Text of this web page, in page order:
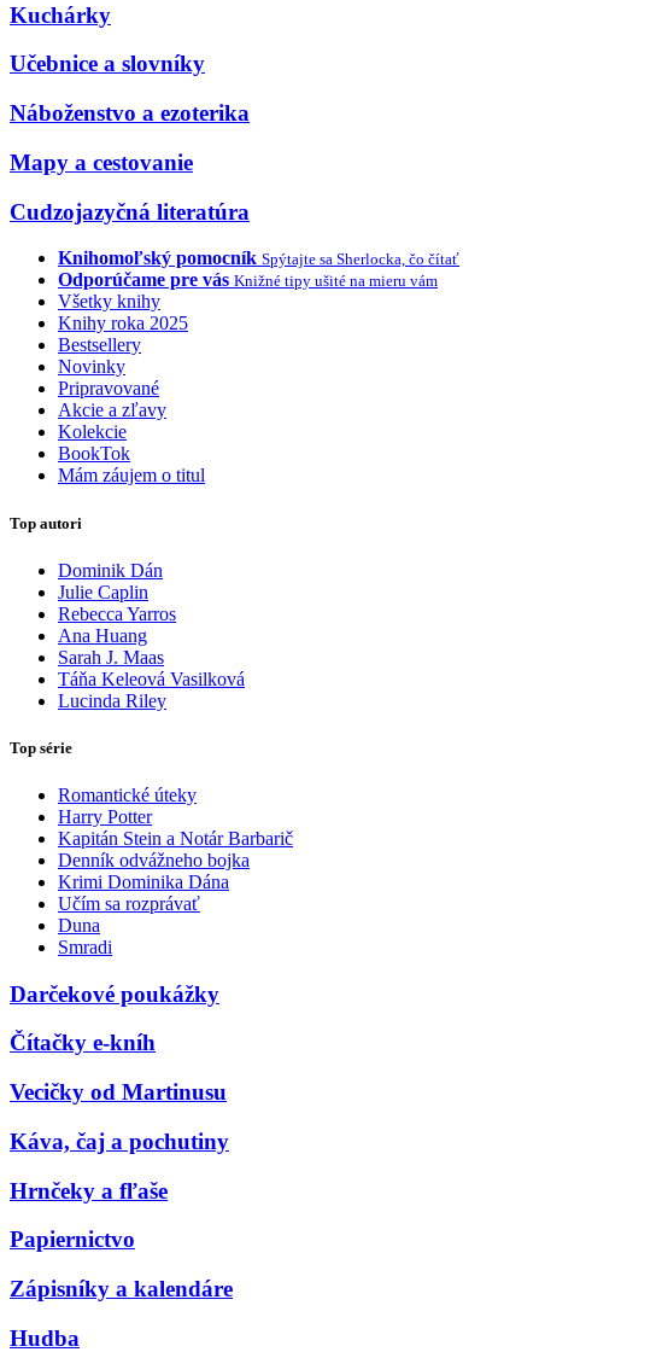
Kuchárky
Učebnice a slovníky
Náboženstvo a ezoterika
Mapy a cestovanie
Cudzojazyčná literatúra
Knihomoľský pomocník Spýtajte sa Sherlocka, čo čítať
Odporúčame pre vás Knižné tipy ušité na mieru vám
Všetky knihy
Knihy roka 2025
Bestsellery
Novinky
Pripravované
Akcie a zľavy
Kolekcie
BookTok
Mám záujem o titul
Top autori
Dominik Dán
Julie Caplin
Rebecca Yarros
Ana Huang
Sarah J. Maas
Táňa Keleová Vasilková
Lucinda Riley
Top série
Romantické úteky
Harry Potter
Kapitán Stein a Notár Barbarič
Denník odvážneho bojka
Krimi Dominika Dána
Učím sa rozprávať
Duna
Smradi
Darčekové poukážky
Čítačky e-kníh
Vecičky od Martinusu
Káva, čaj a pochutiny
Hrnčeky a fľaše
Papiernictvo
Zápisníky a kalendáre
Hudba